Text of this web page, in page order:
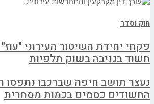
חוק וסדר
פקחי יחידת השיטור העירוני
חשוד בגניבה בשוק תלפיות
נעצר תושב חיפה שברכבו נתפסו
החשודים כסמים בכמות מסחרית